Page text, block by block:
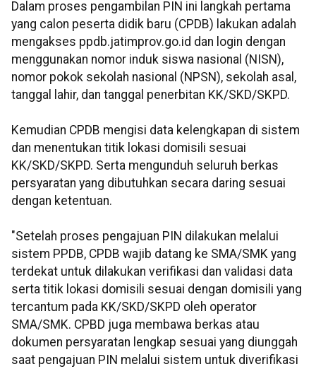
Dalam proses pengambilan PIN ini langkah pertama
yang calon peserta didik baru (CPDB) lakukan adalah
mengakses ppdb.jatimprov.go.id dan login dengan
menggunakan nomor induk siswa nasional (NISN),
nomor pokok sekolah nasional (NPSN), sekolah asal,
tanggal lahir, dan tanggal penerbitan KK/SKD/SKPD.
Kemudian CPDB mengisi data kelengkapan di sistem
dan menentukan titik lokasi domisili sesuai
KK/SKD/SKPD. Serta mengunduh seluruh berkas
persyaratan yang dibutuhkan secara daring sesuai
dengan ketentuan.
"Setelah proses pengajuan PIN dilakukan melalui
sistem PPDB, CPDB wajib datang ke SMA/SMK yang
terdekat untuk dilakukan verifikasi dan validasi data
serta titik lokasi domisili sesuai dengan domisili yang
tercantum pada KK/SKD/SKPD oleh operator
SMA/SMK. CPBD juga membawa berkas atau
dokumen persyaratan lengkap sesuai yang diunggah
saat pengajuan PIN melalui sistem untuk diverifikasi